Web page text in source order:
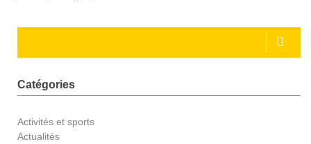
Catégories
Activités et sports
Actualités